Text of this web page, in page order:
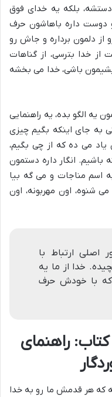
بلکه یه خدای فوق
دوست داره باهاشون حرف
از دلمون برداره و جاش رو
خدا بترسی، از گناهات
باشی، خدا می بخشه
یه الگو بده، یه راهنمایی
به جای اینکه بگیم چیزی
یاد می ده که از چی بگیم،
انگار داره دستمون
اسم مناجات و می گه بیا
شنوه، اون مهربونه، اون
اصلی ارتباط با
خدا از ما یه
با خودش حرف
راهنمای
فصلی می مونه که هر قدمش ما رو به خدا